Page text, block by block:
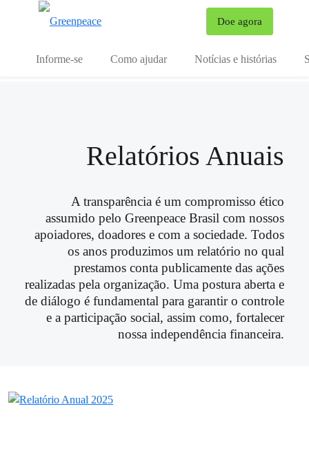
Doe agora
Informe-se Como ajudar Notícias e histórias
Relatórios Anuais
A transparência é um compromisso ético
assumido pelo Greenpeace Brasil com nossos
apoiadores, doadores e com a sociedade. Todos
os anos produzimos um relatório no qual
prestamos conta publicamente das ações
realizadas pela organização. Uma postura aberta e
de diálogo é fundamental para garantir o controle
e a participação social, assim como, fortalecer
nossa independência financeira.